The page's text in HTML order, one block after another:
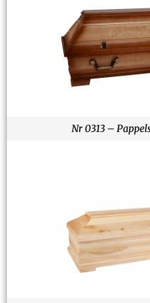
Nr 0313 –